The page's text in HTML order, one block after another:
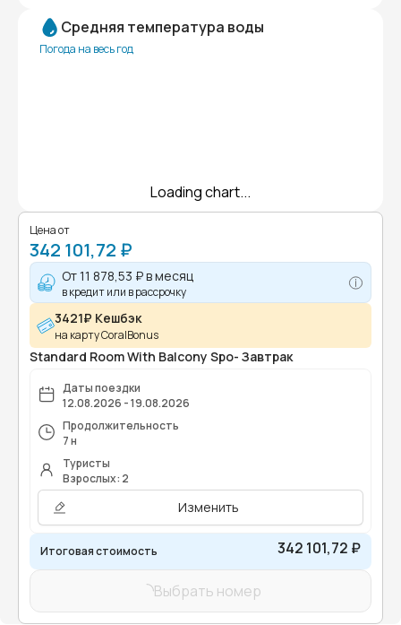
Средняя температура воды
Погода на весь год
Loading chart...
Цена от
342 101,72 ₽
От11 878,53 ₽в месяц
в кредит или в рассрочку
3421₽ Кешбэк
на карту CoralBonus
Standard Room With Balcony Spo- Завтрак
Даты поездки
12.08.2026 - 19.08.2026
Продолжительность
7 н
Туристы
Взрослых: 2
Изменить
Итоговая стоимость 342 101,72 ₽
Выбрать номер